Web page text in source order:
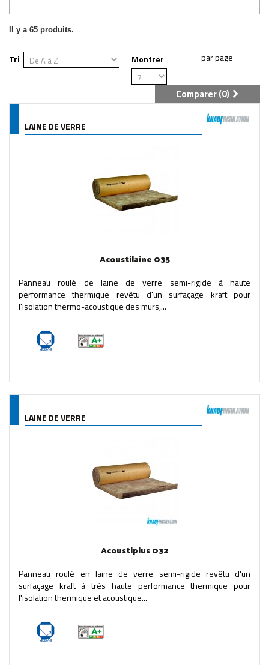
Il y a 65 produits.
Tri Montrer
Comparer (0)
LAINE DE VERRE
Acoustilaine 035
Panneau roulé de laine de verre semi-rigide à haute
performance thermique revêtu d'un surfaçage kraft pour
l'isolation thermo-acoustique des murs,...
LAINE DE VERRE
Acoustiplus 032
Panneau roulé en laine de verre semi-rigide revêtu d'un
surfaçage kraft à très haute performance thermique pour
l'isolation thermique et acoustique...